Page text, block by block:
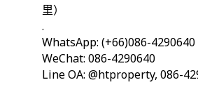
里）
.
WhatsApp: (+66)086-4290640
WeChat: 086-4290640
Line OA: @htproperty, 086-